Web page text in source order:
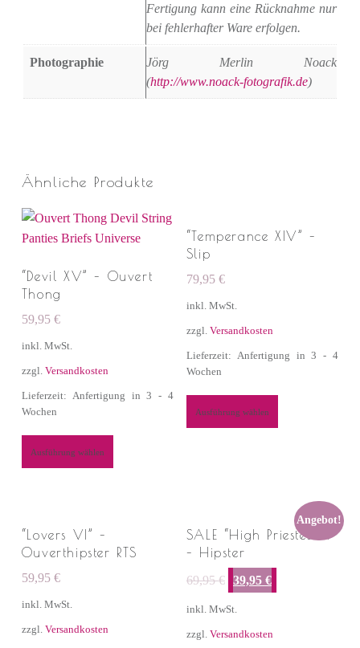
Fertigung kann eine Rücknahme nur
bei fehlerhafter Ware erfolgen.
Photographie
Jörg Merlin Noack
(http://www.noack-fotografik.de)
Ähnliche Produkte
“Devil XV” – Ouvert
Thong
59,95 €
inkl. MwSt.
zzgl. Versandkosten
Lieferzeit: Anfertigung in 3 - 4
Wochen
Ausführung wählen
“Temperance XIV” –
Slip
79,95 €
inkl. MwSt.
zzgl. Versandkosten
Lieferzeit: Anfertigung in 3 - 4
Wochen
Ausführung wählen
“Lovers VI” –
Ouverthipster RTS
59,95 €
inkl. MwSt.
zzgl. Versandkosten
Angebot!
SALE “High Priestess II”
– Hipster
69,95€
Ursprünglicher Preis war: 69,95 €
39,95 €
Aktueller Preis ist: 39,95 €.
inkl. MwSt.
zzgl. Versandkosten